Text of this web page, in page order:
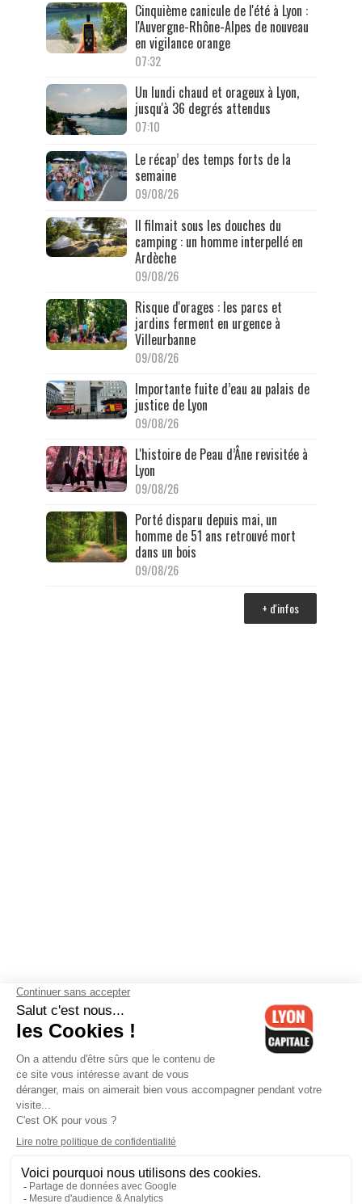
Cinquième canicule de l'été à Lyon :
l'Auvergne-Rhône-Alpes de nouveau
en vigilance orange
07:32
Un lundi chaud et orageux à Lyon,
jusqu'à 36 degrés attendus
07:10
Le récap’ des temps forts de la
semaine
09/08/26
Il filmait sous les douches du
camping : un homme interpellé en
Ardèche
09/08/26
Risque d'orages : les parcs et
jardins ferment en urgence à
Villeurbanne
09/08/26
Importante fuite d’eau au palais de
justice de Lyon
09/08/26
L'histoire de Peau d’Âne revisitée à
Lyon
09/08/26
Porté disparu depuis mai, un
homme de 51 ans retrouvé mort
dans un bois
09/08/26
+ d'infos
Contactez-nous-Mentions légales-CGV-Politique de
confidentialité-Gestion des cookies